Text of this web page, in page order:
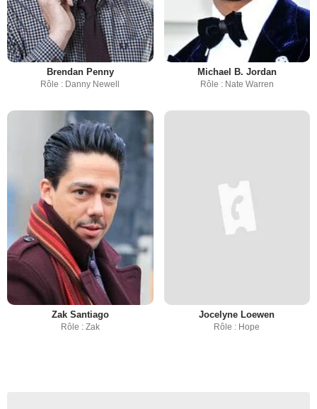
Brendan Penny
Rôle : Danny Newell
Michael B. Jordan
Rôle : Nate Warren
Zak Santiago
Rôle : Zak
Jocelyne Loewen
Rôle : Hope